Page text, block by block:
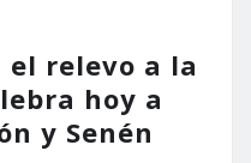
el relevo a la
hoy a
y Senén